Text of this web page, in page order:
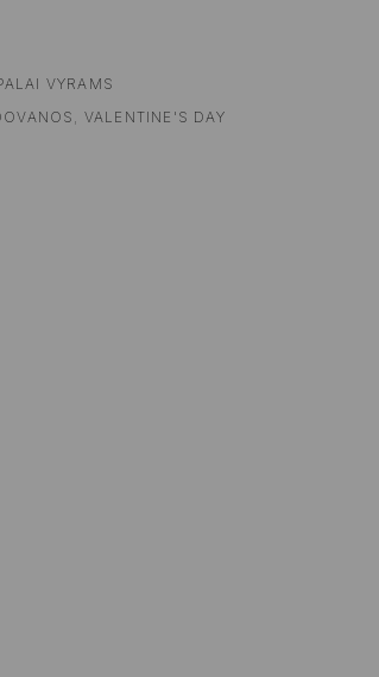
VYRAMS
VALENTINE'S DAY